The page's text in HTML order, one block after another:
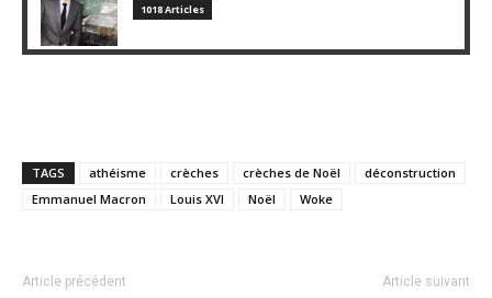
1018 Articles
TAGS athéisme crèches crèches de Noël
déconstruction
Emmanuel Macron
Louis XVI Noël Woke
Article précédent Article suivant